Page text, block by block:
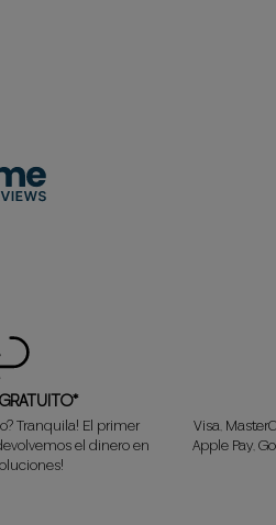
Tranquila! El primer
el dinero en
Visa,
Apple Pay,